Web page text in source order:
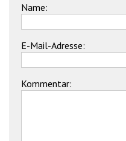
Name:
E-Mail-Adresse:
Kommentar: